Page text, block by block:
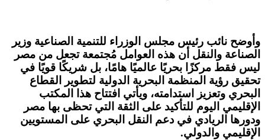
وأوضح نائب رئيس مجلس الوزراء للتنمية الصناعية وزير
الصناعة والنقل أن هذه العوامل مُجتمعة تجعل من مصر
ليس فقط مركزًا بحريًا عالميًا هامًا، بل شريكًا قويًا في
تحقيق رؤية المنظمة البحرية الدولية لتطوير القطاع
البحري وتعزيز استدامته، ويأتي افتتاح هذا المكتب
الإقليمي اليوم للتأكيد على الثقة التي تحظى بها مصر
ودورها الريادي في دعم النقل البحري على المستويين
الإقليمي والدولي.